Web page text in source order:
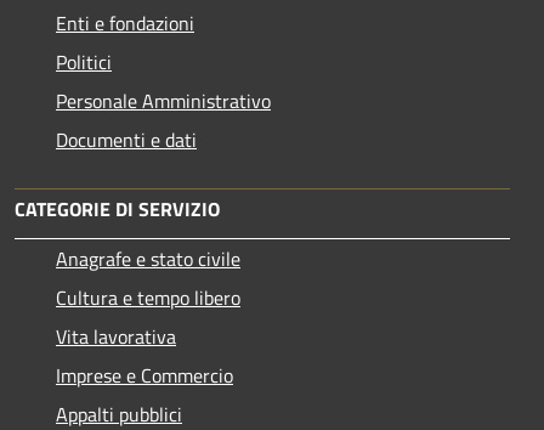
Enti e fondazioni
Politici
Personale Amministrativo
Documenti e dati
CATEGORIE DI SERVIZIO
Anagrafe e stato civile
Cultura e tempo libero
Vita lavorativa
Imprese e Commercio
Appalti pubblici